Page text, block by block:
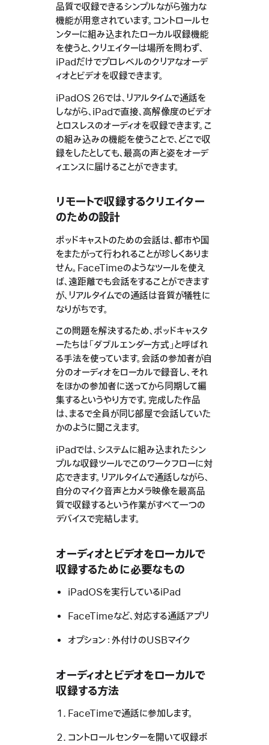
品質で収録できるシンプルながら強力な
機能が用意されています。コントロールセ
ンターに組み込まれたローカル収録機能
を使うと、クリエイターは場所を問わず、
iPadだけでプロレベルのクリアなオーデ
ィオとビデオを収録できます。
iPadOS 26では、リアルタイムで通話を
しながら、iPadで直接、高解像度のビデオ
とロスレスのオーディオを収録できます。こ
の組み込みの機能を使うことで、どこで収
録をしたとしても、最高の声と姿をオーデ
ィエンスに届けることができます。
リモートで収録するクリエイター
のための設計
ポッドキャストのための会話は、都市や国
をまたがって行われることが珍しくありま
せん。FaceTimeのようなツールを使え
ば、遠距離でも会話をすることができます
が、リアルタイムでの通話は音質が犠牲に
なりがちです。
この問題を解決するため、ポッドキャスタ
ーたちは「ダブルエンダー方式」と呼ばれ
る手法を使っています。会話の参加者が自
分のオーディオをローカルで録音し、それ
をほかの参加者に送ってから同期して編
集するというやり方です。完成した作品
は、まるで全員が同じ部屋で会話していた
かのように聞こえます。
iPadでは、システムに組み込まれたシン
プルな収録ツールでこのワークフローに対
応できます。リアルタイムで通話しながら、
自分のマイク音声とカメラ映像を最高品
質で収録するという作業がすべて一つの
デバイスで完結します。
オーディオとビデオをローカルで
収録するために必要なもの
iPadOSを実行しているiPad
FaceTimeなど、対応する通話アプリ
オプション：外付けのUSBマイク
オーディオとビデオをローカルで
収録する方法
FaceTimeで通話に参加します。
コントロールセンターを開いて収録ボ